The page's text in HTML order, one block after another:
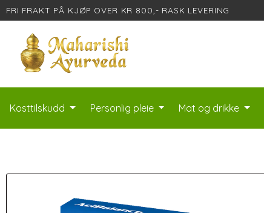
FRI FRAKT PÅ KJØP OVER KR 800,- RASK LEVERING
Kosttilskudd Personlig pleie Mat og drikke